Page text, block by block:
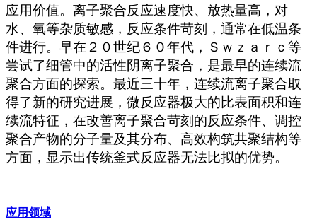
应用价值。离子聚合反应速度快、放热量高，对
水、氧等杂质敏感，反应条件苛刻，通常在低温条
件进行。早在２０世纪６０年代，Ｓｗｚａｒｃ等
尝试了细管中的活性阴离子聚合，是最早的连续流
聚合方面的探索。最近三十年，连续流离子聚合取
得了新的研究进展，微反应器极大的比表面积和连
续流特征，在改善离子聚合苛刻的反应条件、调控
聚合产物的分子量及其分布、高效构筑共聚结构等
方面，显示出传统釜式反应器无法比拟的优势。
应用领域